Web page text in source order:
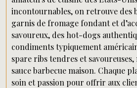
incontournables, on retrouve des
garnis de fromage fondant et
savoureux, des hot-dogs
condiments typiquement
spare ribs tendres et
sauce barbecue maison. Chaque
soin et passion pour offrir aux